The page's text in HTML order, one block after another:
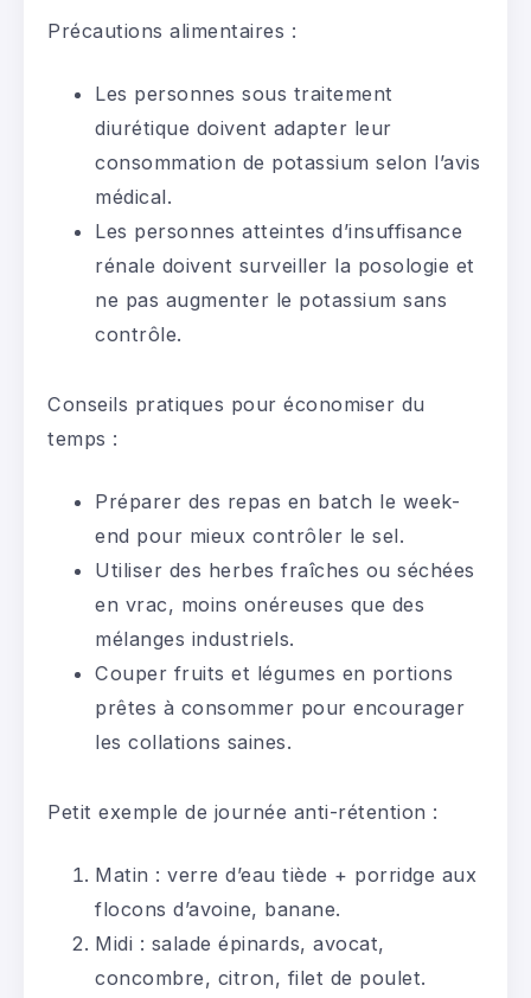
Précautions alimentaires :
Les personnes sous traitement
diurétique doivent adapter leur
consommation de potassium selon l’avis
médical.
Les personnes atteintes d’insuffisance
rénale doivent surveiller la posologie et
ne pas augmenter le potassium sans
contrôle.
Conseils pratiques pour économiser du
temps :
Préparer des repas en batch le week-
end pour mieux contrôler le sel.
Utiliser des herbes fraîches ou séchées
en vrac, moins onéreuses que des
mélanges industriels.
Couper fruits et légumes en portions
prêtes à consommer pour encourager
les collations saines.
Petit exemple de journée anti-rétention :
Matin : verre d’eau tiède + porridge aux
flocons d’avoine, banane.
Midi : salade épinards, avocat,
concombre, citron, filet de poulet.